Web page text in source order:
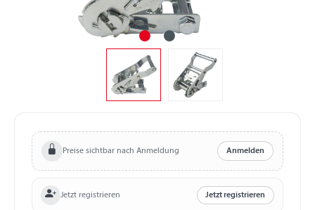
Preise sichtbar nach Anmeldung Anmelden
Jetzt registrieren Jetzt registrieren